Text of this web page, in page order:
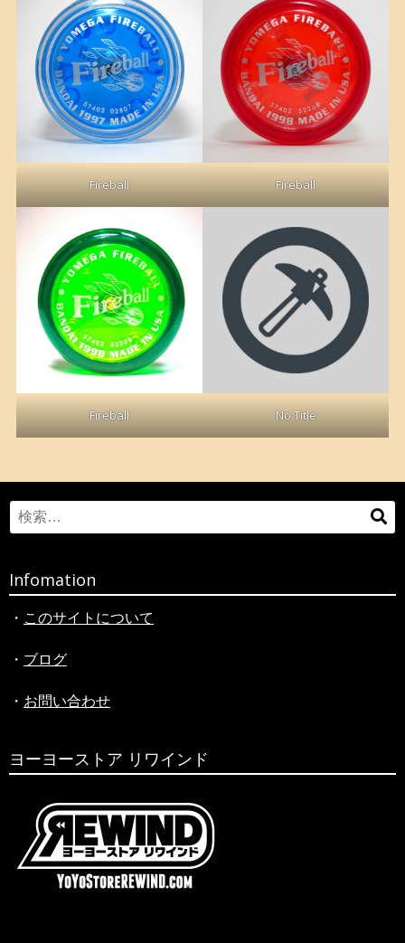
Fireball Fireball
Fireball No Title
Search
for:
検
Infomation
・ このサイトについて
・ ブログ
・ お問い合わせ
ヨーヨーストア リワインド